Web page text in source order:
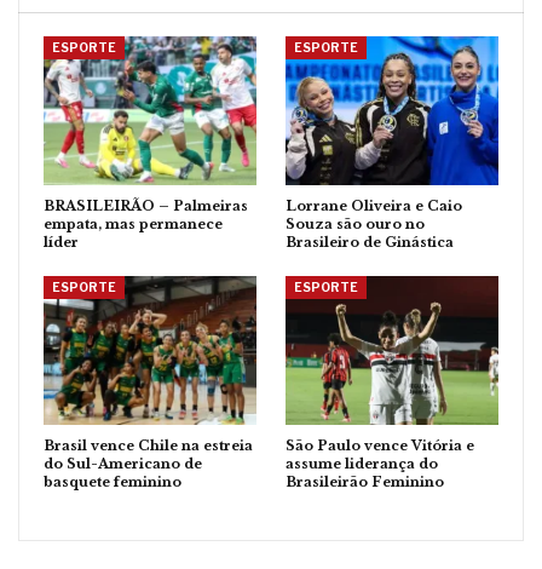
ESPORTE
BRASILEIRÃO – Palmeiras
empata, mas permanece
líder
ESPORTE
Lorrane Oliveira e Caio
Souza são ouro no
Brasileiro de Ginástica
ESPORTE
Brasil vence Chile na estreia
do Sul-Americano de
basquete feminino
ESPORTE
São Paulo vence Vitória e
assume liderança do
Brasileirão Feminino